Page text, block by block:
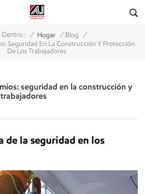
Dentro : / Hogar / Blog /
Seguridad En La Construcción Y Protección
De Los Trabajadores
seguridad en la construcción y
de la seguridad en los